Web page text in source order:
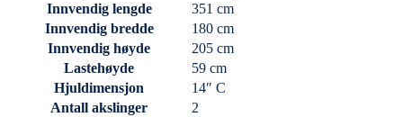
Innvendig lengde
351 cm
Innvendig bredde
180 cm
Innvendig høyde
205 cm
Lastehøyde
59 cm
Hjuldimensjon
14″ C
Antall akslinger
2